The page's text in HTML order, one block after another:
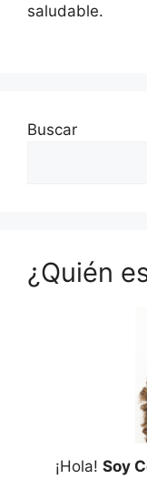
saludable.
Buscar
¿Quién
¡Hola! Soy